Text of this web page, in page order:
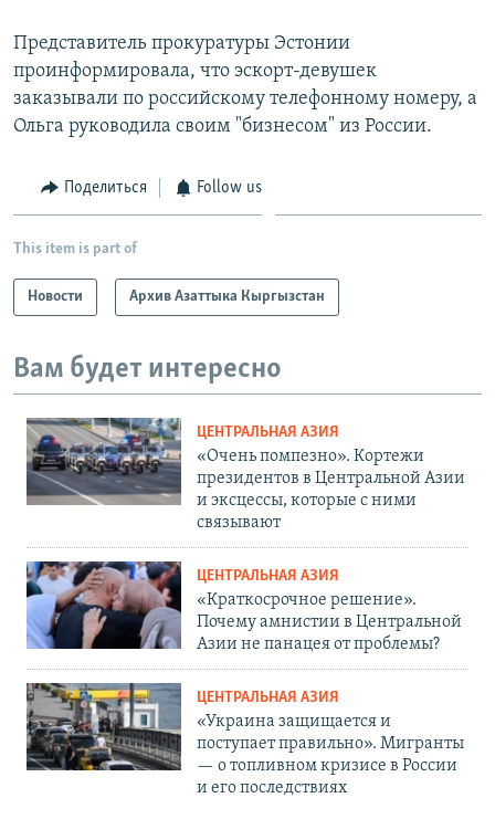
Представитель прокуратуры Эстонии
проинформировала, что эскорт-девушек
заказывали по российскому телефонному номеру, а
Ольга руководила своим "бизнесом" из России.
Поделиться Follow us
This item is part of
Новости Архив Азаттыка Кыргызстан
Вам будет интересно
ЦЕНТРАЛЬНАЯ АЗИЯ
«Очень помпезно». Кортежи
президентов в Центральной Азии
и эксцессы, которые с ними
связывают
ЦЕНТРАЛЬНАЯ АЗИЯ
«Краткосрочное решение».
Почему амнистии в Центральной
Азии не панацея от проблемы?
ЦЕНТРАЛЬНАЯ АЗИЯ
«Украина защищается и
поступает правильно». Мигранты
— о топливном кризисе в России
и его последствиях